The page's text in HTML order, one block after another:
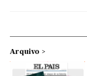
Arquivo